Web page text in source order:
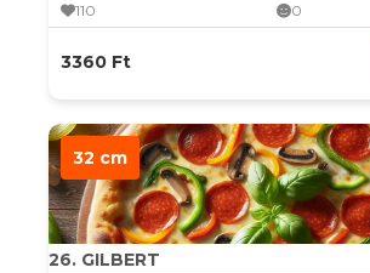
110 0
3360 Ft
32 cm
26. GILBERT